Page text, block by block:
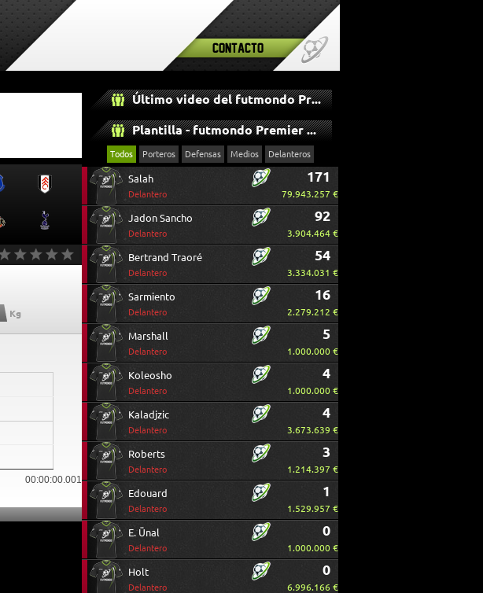
Contacto
Kg
00:00:00.001
Último video del futmondo Premier League
Plantilla - futmondo Premier League
Todos Porteros Defensas Medios Delanteros
Salah
Delantero
171
79.943.257 €
Jadon Sancho
Delantero
92
3.904.464 €
Bertrand Traoré
Delantero
54
3.334.031 €
Sarmiento
Delantero
16
2.279.212 €
Marshall
Delantero
5
1.000.000 €
Koleosho
Delantero
4
1.000.000 €
Kaladjzic
Delantero
4
3.673.639 €
Roberts
Delantero
3
1.214.397 €
Edouard
Delantero
1
1.529.957 €
E. Ünal
Delantero
0
1.000.000 €
Holt
Delantero
0
6.996.166 €